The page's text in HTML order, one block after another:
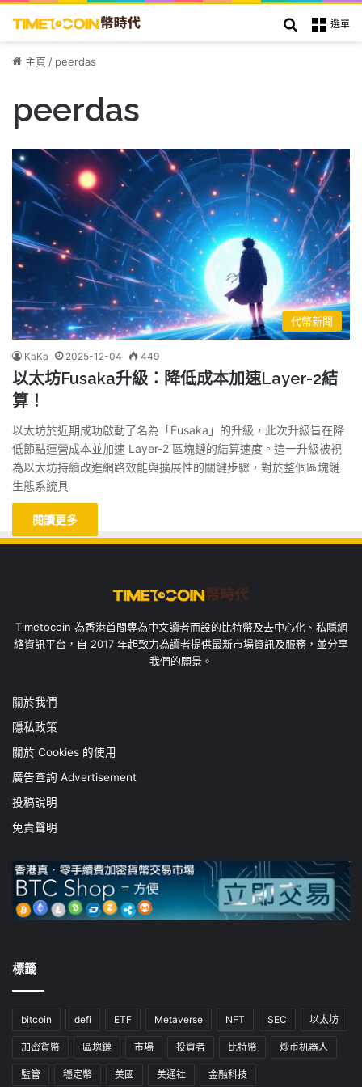
選單
搜索
主頁 / peerdas
peerdas
代幣新聞
KaKa 2025-12-04 449
以太坊Fusaka升級：降低成本加速Layer-2結
算！
以太坊於近期成功啟動了名為「Fusaka」的升級，此次升級旨在降
低節點運營成本並加速 Layer-2 區塊鏈的結算速度。這一升級被視
為以太坊持續改進網路效能與擴展性的關鍵步驟，對於整個區塊鏈
生態系統具
閱讀更多
Timetocoin 為香港首間專為中文讀者而設的比特幣及去中心化、私隱網
絡資訊平台，自 2017 年起致力為讀者提供最新市場資訊及服務，並分享
我們的願景。
關於我們
隱私政策
關於 Cookies 的使用
廣告查詢 Advertisement
投稿說明
免責聲明
標籤
bitcoin defi ETF Metaverse NFT SEC 以太坊
加密貨幣 區塊鏈 市場 投資者 比特幣 炒币机器人
監管 穩定幣 美國 美通社 金融科技